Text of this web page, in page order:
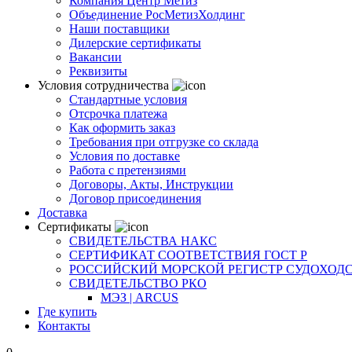
Объединение РосМетизХолдинг
Наши поставщики
Дилерские сертификаты
Вакансии
Реквизиты
Условия сотрудничества
Стандартные условия
Отсрочка платежа
Как оформить заказ
Требования при отгрузке со склада
Условия по доставке
Работа с претензиями
Договоры, Акты, Инструкции
Договор присоединения
Доставка
Сертификаты
СВИДЕТЕЛЬСТВА НАКС
СЕРТИФИКАТ СООТВЕТСТВИЯ ГОСТ Р
РОССИЙСКИЙ МОРСКОЙ РЕГИСТР
СВИДЕТЕЛЬСТВО РКО
МЭЗ | ARCUS
Где купить
Контакты